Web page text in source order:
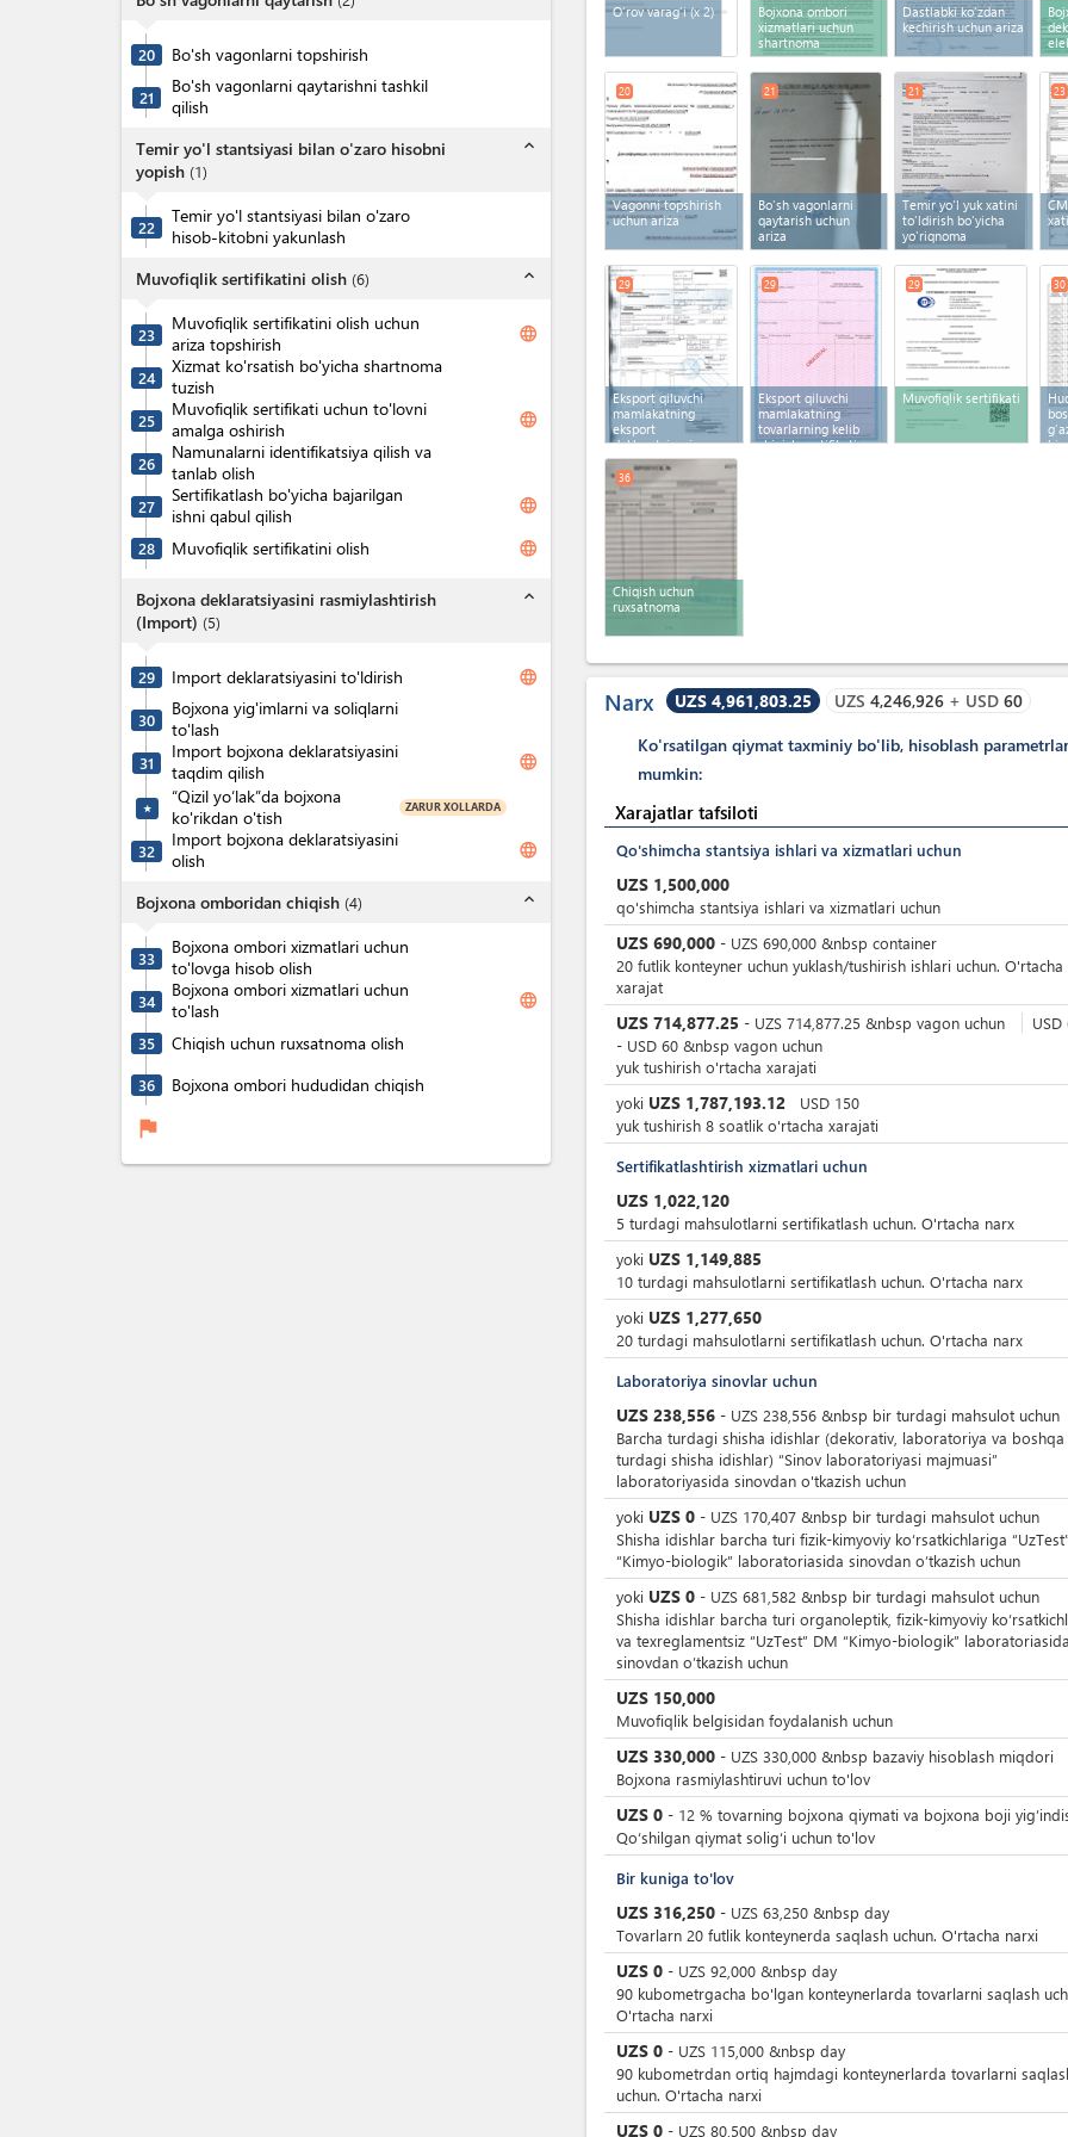
20 Bo'sh vagonlarni topshirish
21
Bo'sh vagonlarni qaytarishni tashkil
qilish
Temir yo'l stantsiyasi bilan o'zaro hisobni
yopish (1)
expand_less
22
Temir yo'l stantsiyasi bilan o'zaro
hisob-kitobni yakunlash
Muvofiqlik sertifikatini olish (6) expand_less
23
Muvofiqlik sertifikatini olish uchun
ariza topshirish
language
24
Xizmat ko'rsatish bo'yicha shartnoma
tuzish
25
Muvofiqlik sertifikati uchun to'lovni
amalga oshirish
language
26
Namunalarni identifikatsiya qilish va
tanlab olish
27
Sertifikatlash bo'yicha bajarilgan
ishni qabul qilish
language
28 Muvofiqlik sertifikatini olish language
Bojxona deklaratsiyasini rasmiylashtirish
(Import) (5)
expand_less
29 Import deklaratsiyasini to'ldirish language
30
Bojxona yig'imlarni va soliqlarni
to'lash
31
Import bojxona deklaratsiyasini
taqdim qilish
language
★
“Qizil yo‘lak”da bojxona
ko'rikdan o'tish
ZARUR XOLLARDA
32
Import bojxona deklaratsiyasini
olish
language
Bojxona omboridan chiqish (4) expand_less
33
Bojxona ombori xizmatlari uchun
to'lovga hisob olish
34
Bojxona ombori xizmatlari uchun
to'lash
language
35 Chiqish uchun ruxsatnoma olish
36 Bojxona ombori hududidan chiqish
flag
O‘rov varag‘i(x 2)
Bojxona ombori
xizmatlari uchun
shartnoma
Dastlabki ko'zdan
kechirish uchun ariza
Vagonni topshirish
uchun ariza
20
Bo'sh vagonlarni
qaytarish uchun
ariza
21
Temir yo'l yuk xatini
to'ldirish bo'yicha
yo'riqnoma
21 23
Eksport qiluvchi
mamlakatning
eksport
deklaratsiyasi
29
Eksport qiluvchi
mamlakatning
tovarlarning kelib
chiqish sertifikati
29
Muvofiqlik sertifikati
29 30
Chiqish uchun
ruxsatnoma
36
Narx UZS 4,961,803.25 UZS 4,246,926 + USD 60
Ko'rsatilgan qiymat taxminiy bo'lib, hisoblash
mumkin:
Xarajatlar tafsiloti
Qo'shimcha stantsiya ishlari va xizmatlari uchun
UZS 1,500,000
qo'shimcha stantsiya ishlari va xizmatlari uchun
UZS 690,000 - UZS 690,000 &nbsp container
20 futlik konteyner uchun yuklash/tushirish ishlari uchun. O'rtacha
xarajat
UZS 714,877.25 - UZS 714,877.25 &nbsp vagon uchun USD
- USD 60 &nbsp vagon uchun
yuk tushirish o'rtacha xarajati
yoki UZS 1,787,193.12 USD 150
yuk tushirish 8 soatlik o'rtacha xarajati
Sertifikatlashtirish xizmatlari uchun
UZS 1,022,120
5 turdagi mahsulotlarni sertifikatlash uchun. O'rtacha narx
yoki UZS 1,149,885
10 turdagi mahsulotlarni sertifikatlash uchun. O'rtacha narx
yoki UZS 1,277,650
20 turdagi mahsulotlarni sertifikatlash uchun. O'rtacha narx
Laboratoriya sinovlar uchun
UZS 238,556 - UZS 238,556 &nbsp bir turdagi mahsulot uchun
Barcha turdagi shisha idishlar (dekorativ, laboratoriya va boshqa
turdagi shisha idishlar) “Sinov laboratoriyasi majmuasi”
laboratoriyasida sinovdan o'tkazish uchun
yoki UZS 0 - UZS 170,407 &nbsp bir turdagi mahsulot uchun
Shisha idishlar barcha turi fizik-kimyoviy ko‘rsatkichlariga
“Kimyo-biologik” laboratoriasida sinovdan o’tkazish uchun
yoki UZS 0 - UZS 681,582 &nbsp bir turdagi mahsulot uchun
Shisha idishlar barcha turi organoleptik, fizik-kimyoviy
va texreglamentsiz “UzTest” DM “Kimyo-biologik” laboratoriasida
sinovdan o’tkazish uchun
UZS 150,000
Muvofiqlik belgisidan foydalanish uchun
UZS 330,000 - UZS 330,000 &nbsp bazaviy hisoblash miqdori
Bojxona rasmiylashtiruvi uchun to'lov
UZS 0 - 12 % tovarning bojxona qiymati va bojxona boji
Qoʻshilgan qiymat soligʻi uchun to'lov
Bir kuniga to'lov
UZS 316,250 - UZS 63,250 &nbsp day
Tovarlarn 20 futlik konteynerda saqlash uchun. O'rtacha narxi
UZS 0 - UZS 92,000 &nbsp day
90 kubometrgacha bo'lgan konteynerlarda tovarlarni saqlash
O'rtacha narxi
UZS 0 - UZS 115,000 &nbsp day
90 kubometrdan ortiq hajmdagi konteynerlarda tovarlarni
uchun. O'rtacha narxi
UZS 0 - UZS 80,500 &nbsp day